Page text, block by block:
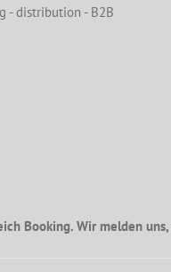
- distribution - B2B
Booking. Wir melden